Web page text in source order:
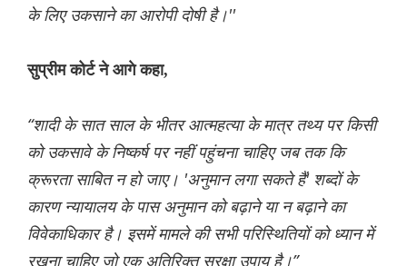
के लिए उकसाने का आरोपी दोषी है।''
सुप्रीम कोर्ट ने आगे कहा,
“शादी के सात साल के भीतर आत्महत्या के मात्र तथ्य पर किसी
को उकसावे के निष्कर्ष पर नहीं पहुंचना चाहिए जब तक कि
क्रूरता साबित न हो जाए। 'अनुमान लगा सकते हैं' शब्दों के
कारण न्यायालय के पास अनुमान को बढ़ाने या न बढ़ाने का
विवेकाधिकार है। इसमें मामले की सभी परिस्थितियों को ध्यान में
रखना चाहिए जो एक अतिरिक्त सुरक्षा उपाय है।”